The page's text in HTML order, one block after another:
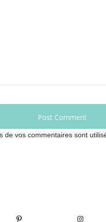
de vos commentaires sont